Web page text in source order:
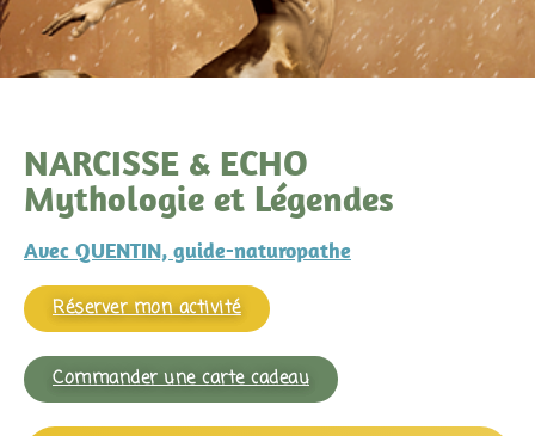
NARCISSE & ECHO
Mythologie et Légendes
Avec QUENTIN, guide-naturopathe
Réserver mon activité
Commander une carte cadeau